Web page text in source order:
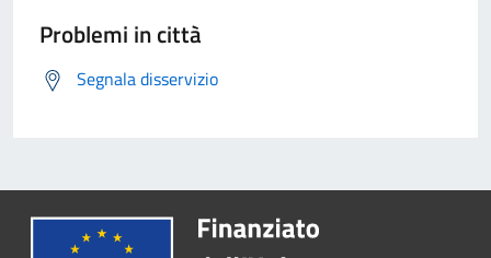
Problemi in città
Segnala disservizio